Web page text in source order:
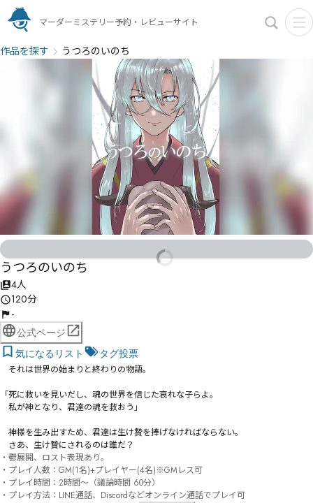
マーダーミステリー予約・レビューサイト
作品を探す うつろのいのち
うつろのいのち
4人
120分
-
公式ページ
気になるリスト
タグ投票
それは世界の始まりと終わりの物語。
「死に救いを見いだし、魂の世界を信じた哀れな子らよ。
私が神となり、君達の魂を救おう」
神様を生み出すため、君達は生け贄を捧げなければならない。
さあ、生け贄にされるのは誰だ？
・鬱展開、ロスト表現あり。
・プレイ人数：GM(1名)+プレイヤー(4名)※GMレス可
・プレイ時間：2時間～（議論時間 60分）
・プレイ方法：LINE通話、Discordなどオンライン通話でプレイ可